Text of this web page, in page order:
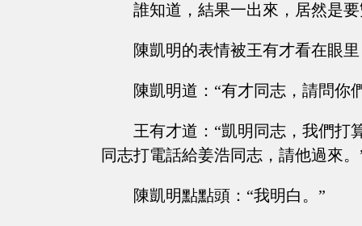
誰知道，結果一出來，居然是
陳凱明的表情被王有才看在眼
陳凱明道：“有才同志，請問你
王有才道：“凱明同志，我們打
同志打電話給姜浩同志，請他過來。
陳凱明點點頭：“我明白。”